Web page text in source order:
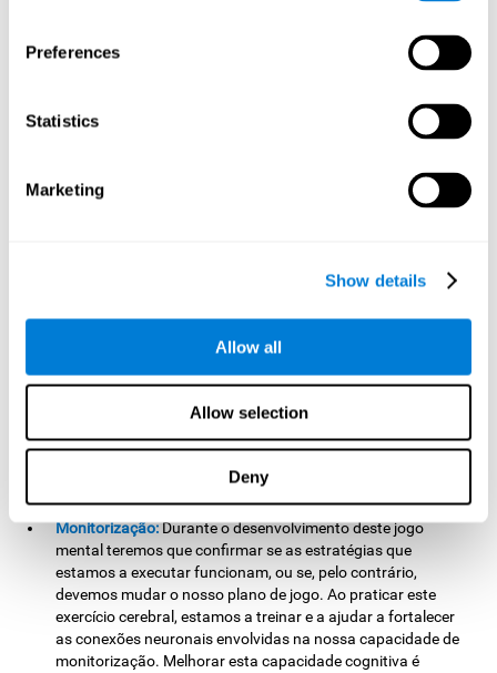
Preferences
Statistics
Marketing
Show details
Allow all
Allow selection
Deny
Este exercício mental vai exigir-nos prestar
ocorrência das zonas vermelhas, simultaneamente. Ao
praticar este jogo mental, estaremos a estimular a nossa
cognitiva pode nos ajudar a ser mais eficientes ao realizar
duas ou mais atividades ao mesmo tempo. Por exemplo,
nossos planos de ação. Praticar este desafio mental pode
nos ajudar a estimular e melhorar a nossa capacidade
maior facilidade de reagir adequadamente às situações em
que iniciamos uma acção e quando devemos parar. Por
exemplo, quando queremos ultrapassar um carro ou
atravessar uma passadeira.
Monitorização:Durante o desenvolvimento deste jogo
mental teremos que confirmar se as estratégias que
estamos a executar funcionam, ou se, pelo contrário,
devemos mudar o nosso plano de jogo. Ao praticar este
exercício cerebral, estamos a treinar e a ajudar a fortalecer
as conexões neuronais envolvidas na nossa capacidade de
monitorização. Melhorar esta capacidade cognitiva é